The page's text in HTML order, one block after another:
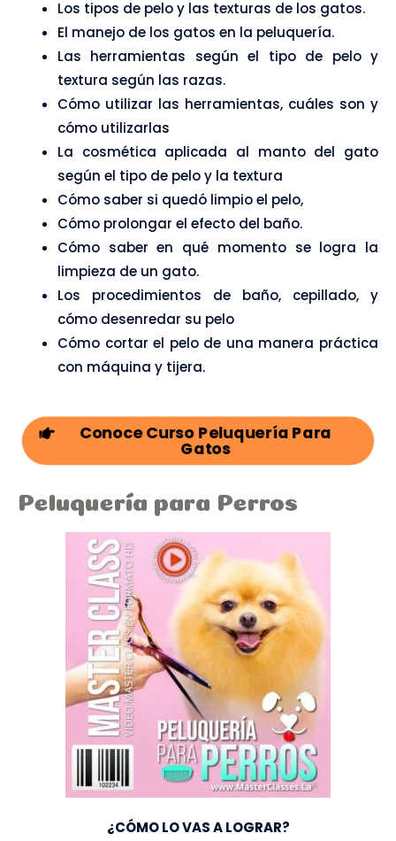
Los tipos de pelo y las texturas de los gatos.
El manejo de los gatos en la peluquería.
Las herramientas según el tipo de pelo y
textura según las razas.
Cómo utilizar las herramientas, cuáles son y
cómo utilizarlas
La cosmética aplicada al manto del gato
según el tipo de pelo y la textura
Cómo saber si quedó limpio el pelo,
Cómo prolongar el efecto del baño.
Cómo saber en qué momento se logra la
limpieza de un gato.
Los procedimientos de baño, cepillado, y
cómo desenredar su pelo
Cómo cortar el pelo de una manera práctica
con máquina y tijera.
Conoce Curso Peluquería Para
Gatos
Peluquería para Perros
¿CÓMO LO VAS A LOGRAR?